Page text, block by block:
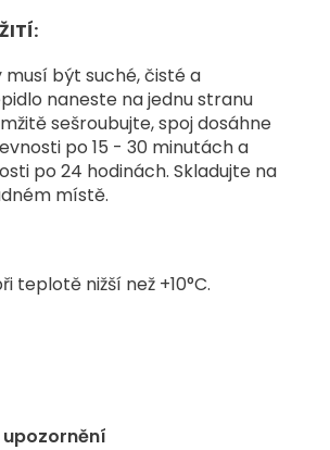
musí být suché, čisté a
naneste na jednu stranu
sešroubujte, spoj dosáhne
po 15 - 30 minutách a
po 24 hodinách. Skladujte na
místě.
teplotě nižší než +10°C.